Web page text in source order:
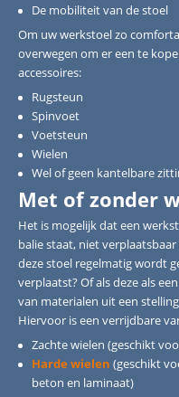
De mobiliteit van de stoel
Om uw werkstoel zo
overwegen om er een te
accessoires:
Rugsteun
Spinvoet
Voetsteun
Wielen
Wel of geen kantelbare
Met of zonder
Het is mogelijk dat een
balie staat, niet
deze stoel regelmatig wordt
verplaatst? Of als deze als
van materialen uit een
Hiervoor is een verrijdbare
Zachte wielen (geschikt
Harde wielen (geschikt
beton en laminaat)